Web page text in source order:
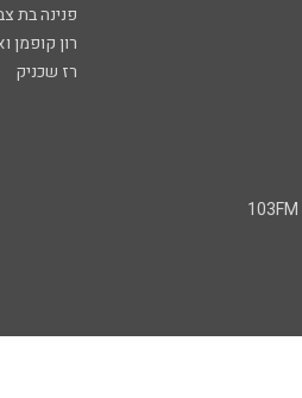
פנינה בת
רון קופמן
רז שכניק